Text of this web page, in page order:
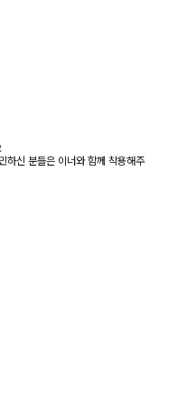
하신 분들은 이너와 함께 착용해주